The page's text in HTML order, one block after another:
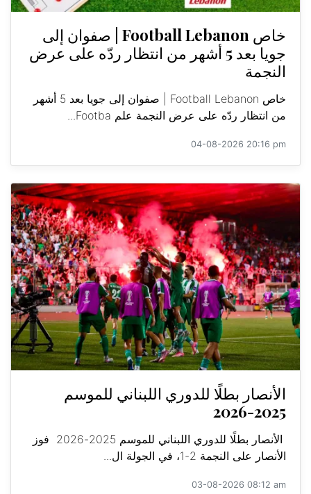
خاص Football Lebanon | صفوان إلى
جويا بعد 5 أشهر من انتظار ردّه على عرض
النجمة
خاص Football Lebanon | صفوان إلى جويا بعد 5 أشهر
من انتظار ردّه على عرض النجمة علم Footba...
04-08-2026 20:16 pm
الأنصار بطلًا للدوري اللبناني للموسم
2025-2026
الأنصار بطلًا للدوري اللبناني للموسم 2025-2026 فوز
الأنصار على النجمة 2-1، في الجولة ال...
03-08-2026 08:12 am